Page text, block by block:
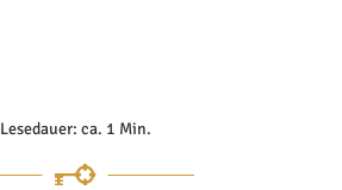
Lesedauer: ca. 1 Min.